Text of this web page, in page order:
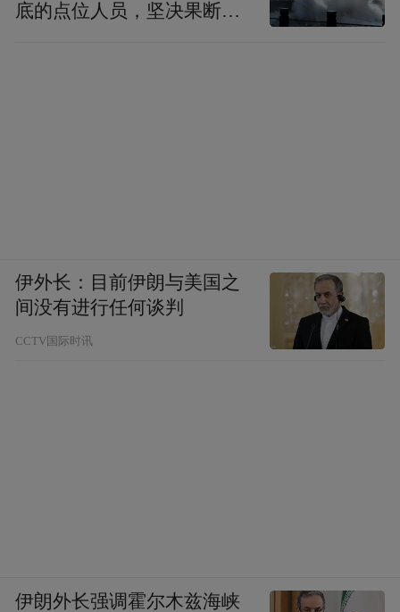
底的点位人员，坚决果断转
伊外长：目前伊朗与美国之
间没有进行任何谈判
CCTV国际时讯
伊朗外长强调霍尔木兹海峡